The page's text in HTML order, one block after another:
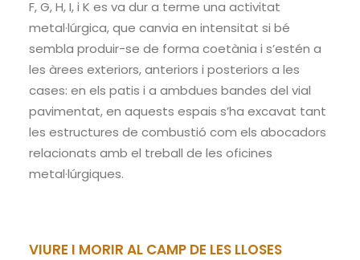
F, G, H, I, i K es va dur a terme una activitat
metal·lúrgica, que canvia en intensitat si bé
sembla produir-se de forma coetània i s’estén a
les àrees exteriors, anteriors i posteriors a les
cases: en els patis i a ambdues bandes del vial
pavimentat, en aquests espais s’ha excavat tant
les estructures de combustió com els abocadors
relacionats amb el treball de les oficines
metal·lúrgiques.
VIURE I MORIR AL CAMP DE LES LLOSES